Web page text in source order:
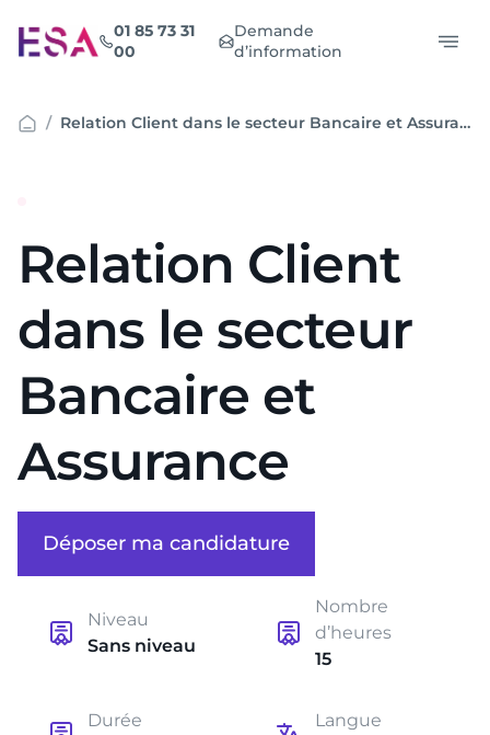
au
contenu
01 85 73 31
00
Demande
d’information
Relation Client dans le secteur Bancaire et Assurance
Relation Client
dans le secteur
Bancaire et
Assurance
Déposer ma candidature
Niveau
Sans niveau
Nombre
d’heures
15
Durée
Langue